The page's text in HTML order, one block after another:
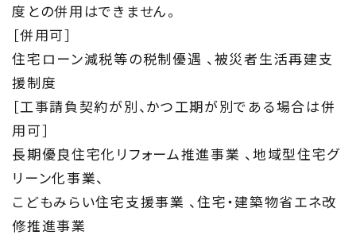
度との併用はできません。
［併用可］
住宅ローン減税等の税制優遇 、被災者生活再建支
援制度
［工事請負契約が別、かつ工期が別である場合は併
用可］
長期優良住宅化リフォーム推進事業 、地域型住宅グ
リーン化事業、
こどもみらい住宅支援事業 、住宅・建築物省エネ改
修推進事業